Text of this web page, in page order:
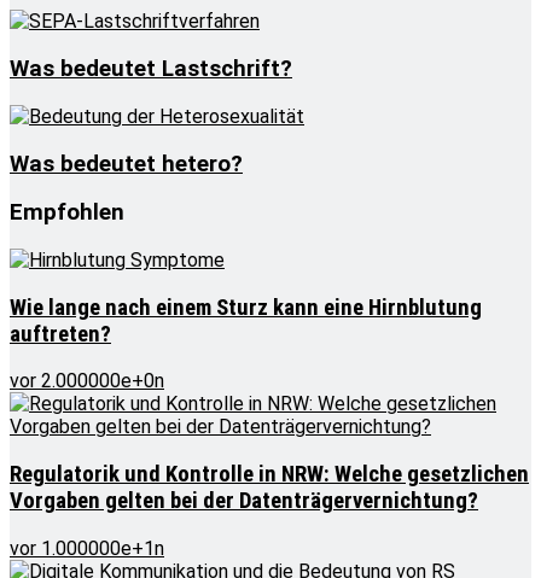
Was bedeutet Lastschrift?
Was bedeutet hetero?
Empfohlen
Wie lange nach einem Sturz kann eine Hirnblutung
auftreten?
vor 2.000000e+0n
Regulatorik und Kontrolle in NRW: Welche gesetzlichen
Vorgaben gelten bei der Datenträgervernichtung?
vor 1.000000e+1n